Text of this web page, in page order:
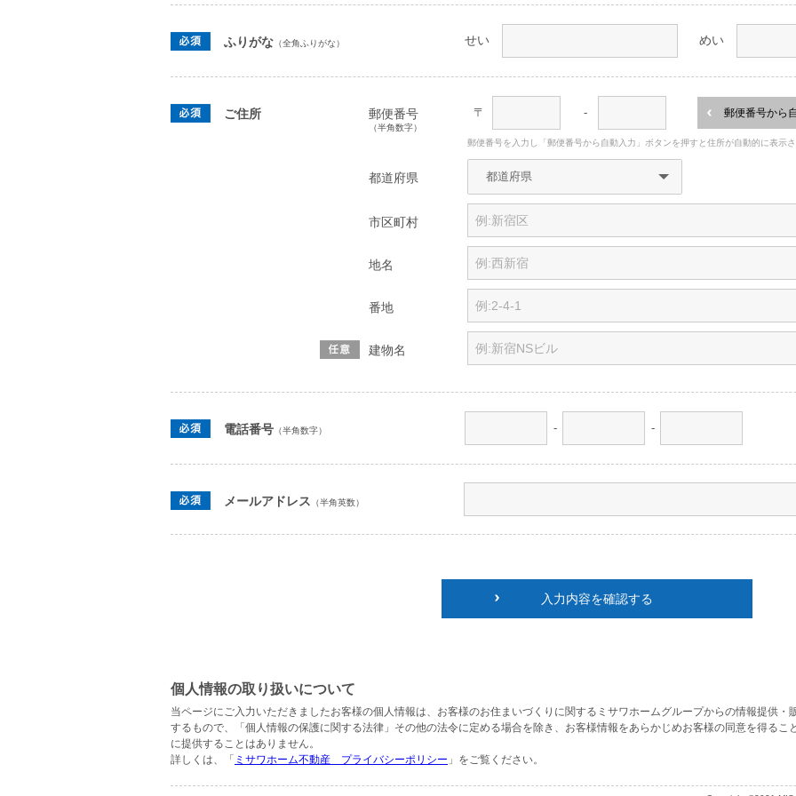
ふりがな （全角ふりがな） せい めい
ご住所 郵便番号
（半角数字）
〒 - 郵便番号から
郵便番号を入力し「郵便番号から自動入力」ボタンを押すと住所が自動的に表示さ
都道府県
市区町村
地名
番地
建物名
電話番号 （半角数字） - -
メールアドレス （半角英数）
入力内容を確認する
個人情報の取り扱いについて
当ページにご入力いただきましたお客様の個人情報は、お客様のお住まいづくりに関するミサワホームグループからの情報提供・
するもので、「個人情報の保護に関する法律」その他の法令に定める場合を除き、お客様情報をあらかじめお客様の同意を得るこ
に提供することはありません。
詳しくは、「 ミサワホーム不動産 プライバシーポリシー 」をご覧ください。